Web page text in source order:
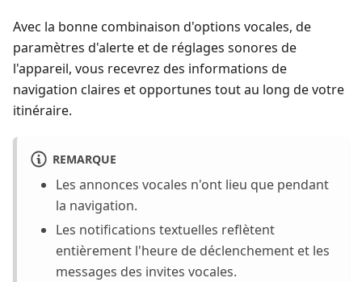
Avec la bonne combinaison d'options vocales, de
paramètres d'alerte et de réglages sonores de
l'appareil, vous recevrez des informations de
navigation claires et opportunes tout au long de votre
itinéraire.
REMARQUE
Les annonces vocales n'ont lieu que pendant
la navigation.
Les notifications textuelles reflètent
entièrement l'heure de déclenchement et les
messages des invites vocales.